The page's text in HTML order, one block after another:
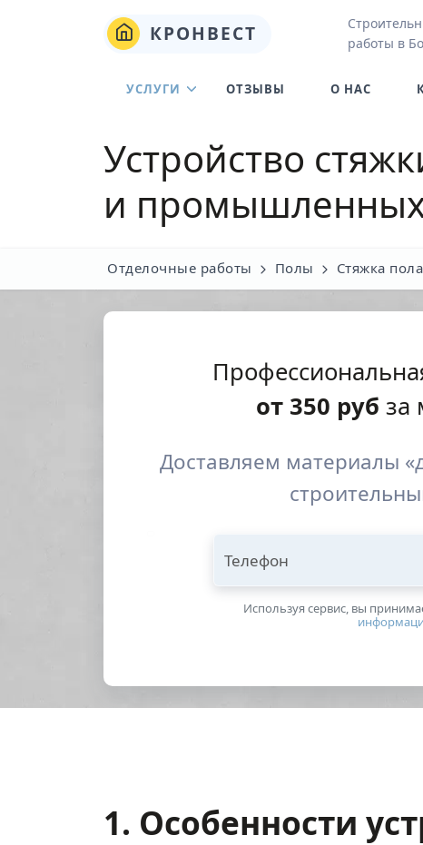
КРОНВЕСТ
работы в
УСЛУГИ ОТЗЫВЫ О НАС
Устройство
и
Отделочные работы Полы Стяжка пола
от 350 руб за
Доставляем материалы
Телефон
Используя сервис, вы
1. Особенности